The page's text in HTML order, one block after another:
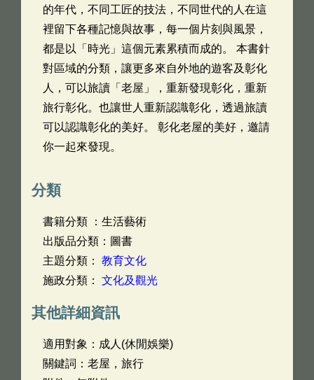
的年代，不同工匠的技法，不同世代的人在這
裡留下各種記憶與故事，每一個片刻與風景，
都是以「時光」這個元素累積而成的。 本書針
對區域的分類，讓更多來自外地的遊客及彰化
人，可以旅讀「老屋」，重新發現彰化，重新
旅行彰化。也讓世人重新認識彰化，透過旅讀
可以認識彰化的美好。 彰化老屋的美好，邀請
你一起來發現。
分類
書籍分類 ：生活藝術
出版品分類：圖書
主題分類： 教育文化
施政分類： 文化及觀光
其他詳細資訊
適用對象：成人(休閒娛樂)
關鍵詞：老屋，旅行